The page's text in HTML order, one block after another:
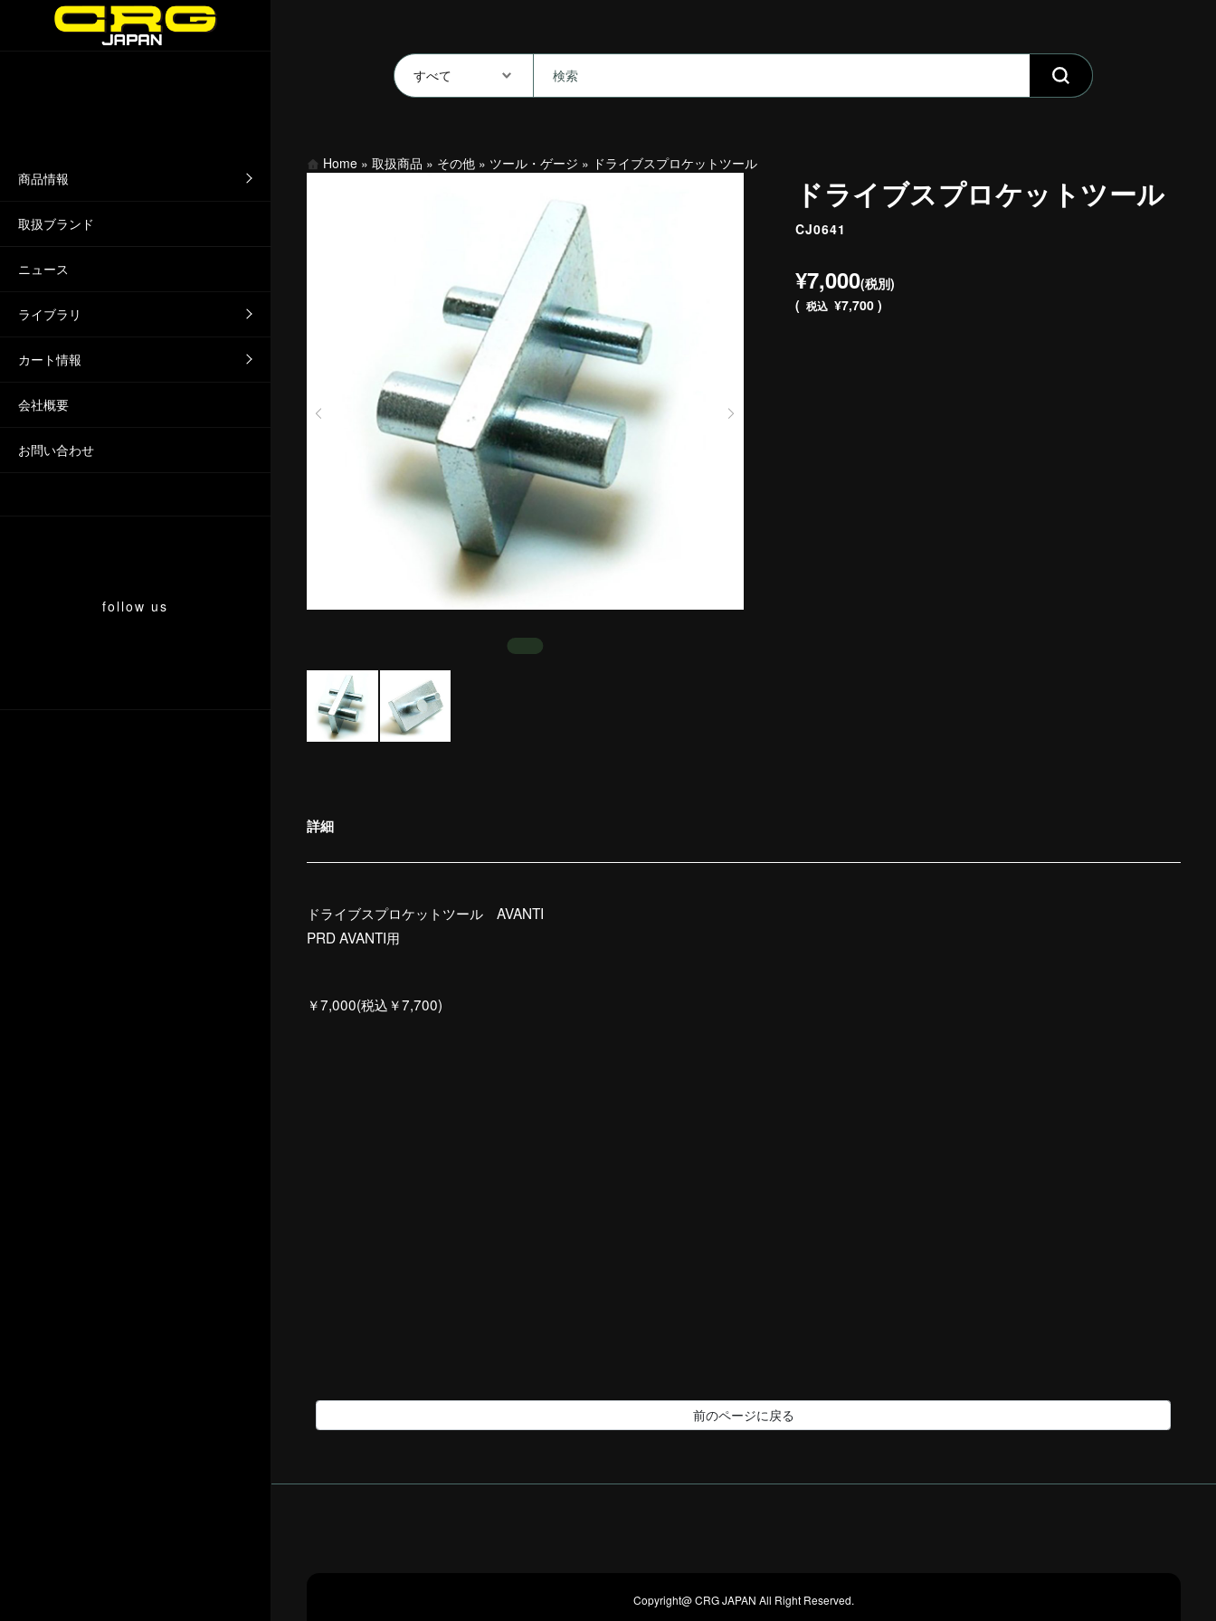
商品情報
取扱ブランド
ニュース
ライブラリ
カート情報
会社概要
お問い合わせ
follow us
Home » 取扱商品 » その他 » ツール・ゲージ » ドライブスプロケットツール
ドライブスプロケットツール
CJ0641
¥7,000(税別)
( 税込 ¥7,700 )
詳細
ドライブスプロケットツール AVANTI
PRD AVANTI用
￥7,000(税込￥7,700)
Copyright@ CRG JAPAN All Right Reserved.